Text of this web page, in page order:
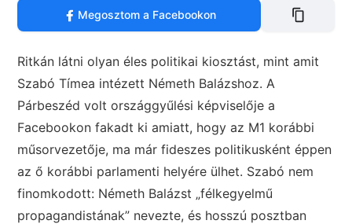
Megosztom a Facebookon
Ritkán látni olyan éles politikai kiosztást, mint amit
Szabó Tímea intézett Németh Balázshoz. A
Párbeszéd volt országgyűlési képviselője a
Facebookon fakadt ki amiatt, hogy az M1 korábbi
műsorvezetője, ma már fideszes politikusként éppen
az ő korábbi parlamenti helyére ülhet. Szabó nem
finomkodott: Németh Balázst „félkegyelmű
propagandistának” nevezte, és hosszú posztban